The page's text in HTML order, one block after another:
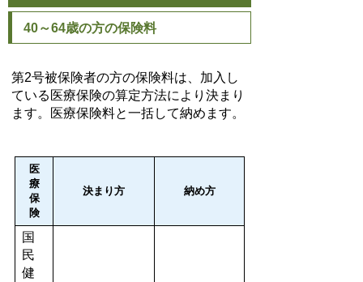
40～64歳の方の保険料
第2号被保険者の方の保険料は、加入し
ている医療保険の算定方法により決まり
ます。医療保険料と一括して納めます。
医
療
保
険
決まり方 納め方
国
民
健